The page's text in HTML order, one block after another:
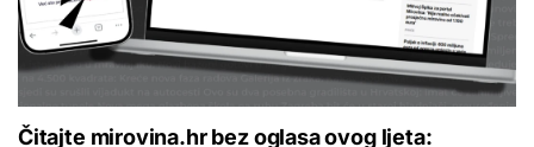
Čitajte mirovina.hr bez oglasa ovog ljeta: